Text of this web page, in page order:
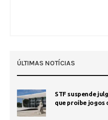
ÚLTIMAS NOTÍCIAS
STF suspende
que proíbe jogos